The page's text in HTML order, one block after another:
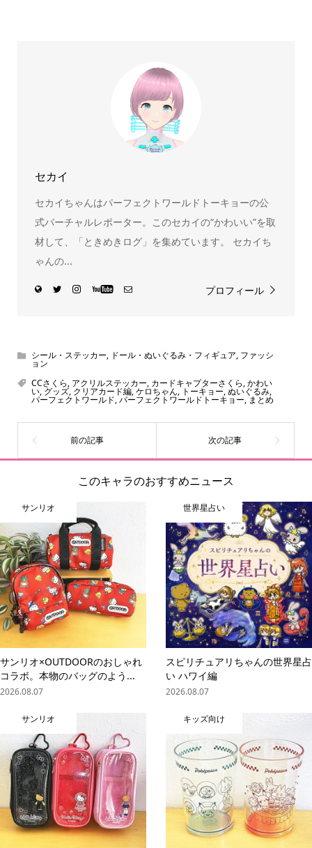
ーをいち早く皆さんにお届けすることも、私たちの使命の
セカイ
セカイちゃんはパーフェクトワールドトーキョーの公
式バーチャルレポーター。このセカイの“かわいい”を取
材して、「ときめきログ」を集めています。 セカイち
ゃんの...
プロフィール
シール・ステッカー, ドール・ぬいぐるみ・フィギュア, ファッシ
ョン
CCさくら, アクリルステッカー, カードキャプターさくら,かわい
い, グッズ, クリアカード編,ケロちゃん, トーキョー,ぬいぐるみ,
パーフェクトワールド,パーフェクトワールドトーキョー,まとめ
このキャラのおすすめニュース
サンリオ
サンリオ×OUTDOORのおしゃれ
コラボ。本物のバッグのよう...
2026.08.07
世界星占い
スピリチュアリちゃんの世界星占
い ハワイ編
2026.08.07
サンリオ キッズ向け